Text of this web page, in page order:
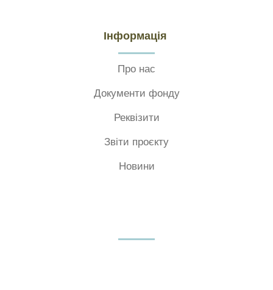
Інформація
Про нас
Документи фонду
Реквізити
Звіти проєкту
Новини